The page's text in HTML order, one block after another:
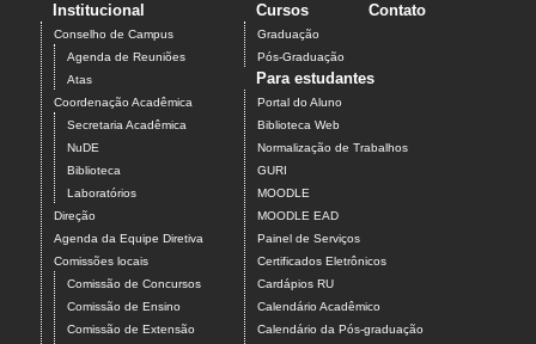
Institucional
Conselho de Campus
Agenda de Reuniões
Atas
Coordenação Acadêmica
Secretaria Acadêmica
NuDE
Biblioteca
Laboratórios
Direção
Agenda da Equipe Diretiva
Comissões locais
Comissão de Concursos
Comissão de Ensino
Comissão de Extensão
Cursos
Graduação
Pós-Graduação
Contato
Para estudantes
Portal do Aluno
Biblioteca Web
Normalização de Trabalhos
GURI
MOODLE
MOODLE EAD
Painel de Serviços
Certificados Eletrônicos
Cardápios RU
Calendário Acadêmico
Calendário da Pós-graduação